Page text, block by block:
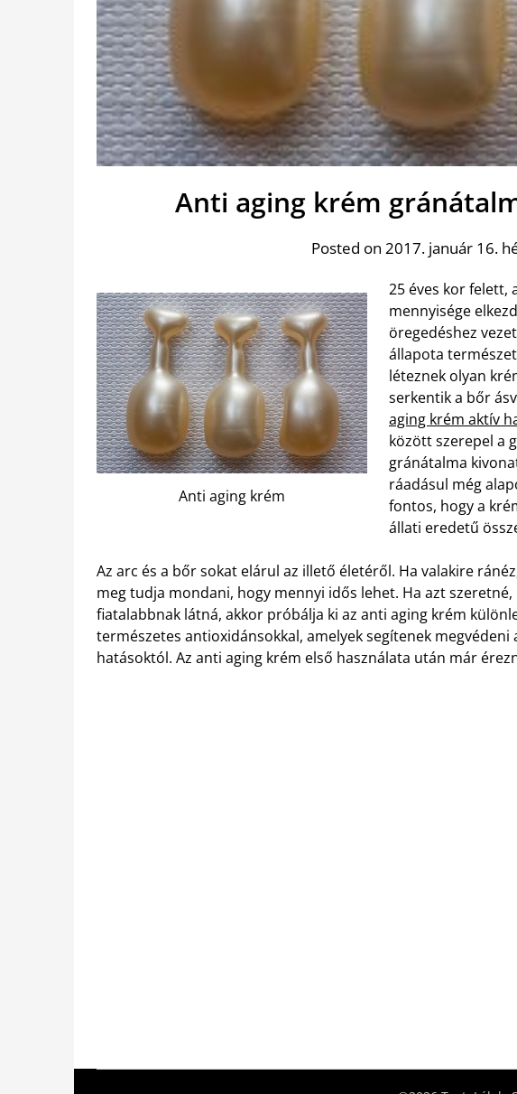
Anti aging krém
Posted on 2017. január 16.
Anti aging krém
25 éves kor felett,
mennyisége
öregedéshez
állapota
léteznek olyan
serkentik a bőr
aging krém aktív
között szerepel a
gránátalma
ráadásul még
fontos, hogy a
állati eredetű
Az arc és a bőr sokat elárul az illető életéről. Ha valakire
meg tudja mondani, hogy mennyi idős lehet. Ha azt
fiatalabbnak látná, akkor próbálja ki az anti aging krém
természetes antioxidánsokkal, amelyek segítenek
hatásoktól. Az anti aging krém első használata után már